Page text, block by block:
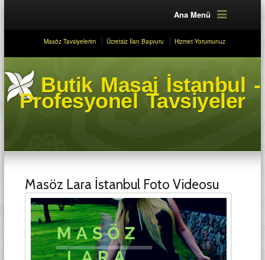
Ana Menü
Masöz Tavsiyelerim Ücretsiz İlan Başvuru Hizmet Yorumunuz
Butik Masaj İstanbul -
Profesyonel Tavsiyeler
Masöz Lara İstanbul Foto Videosu